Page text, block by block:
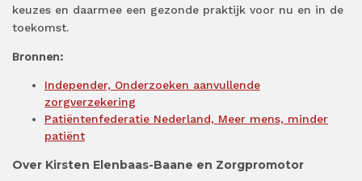
keuzes en daarmee een gezonde praktijk voor nu en in de
toekomst.
Bronnen:
Independer, Onderzoeken aanvullende
zorgverzekering
Patiëntenfederatie Nederland, Meer mens, minder
patiënt
Over Kirsten Elenbaas-Baane en Zorgpromotor